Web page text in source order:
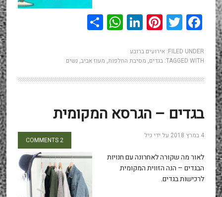
Facebook
Twitter
Pinterest
LinkedIn
WhatsApp
Share
FILED UNDER: אירועים ברובע
TAGGED WITH: בגדים, מסיבת החלפות, מעוז אביב, נשים
בגדים – הגרסא המקומית
4 במרץ 2018 על ידיגיל
2 COMMENTS
לאור מה שקורה לאחרונה עם חנויות
הבגדים – הנה הזווית המקומית
לרכישות בגדים.